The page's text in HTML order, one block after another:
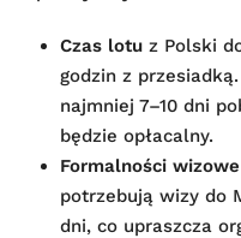
Czas lotu z Polski
godzin z
najmniej 7–10 dni
będzie opłacalny.
Formalności wizowe
potrzebują wizy do
dni, co upraszcza